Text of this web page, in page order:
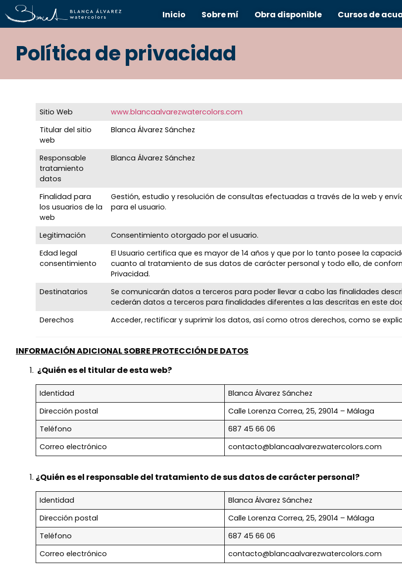
Inicio Sobre mí Obra disponible Cursos de
Política de privacidad
Sitio Web
www.blancaalvarezwatercolors.com
Titular del sitio
web
Blanca Álvarez Sánchez
Responsable
tratamiento
datos
Blanca Álvarez Sánchez
Finalidad para
los usuarios de la
web
Gestión, estudio y resolución de consultas efectuadas a través de la web y
para el usuario.
Legitimación
Consentimiento otorgado por el usuario.
Edad legal
consentimiento
El Usuario certifica que es mayor de 14 años y que por lo tanto posee la
cuanto al tratamiento de sus datos de carácter personal y todo ello, de
Privacidad.
Destinatarios
Se comunicarán datos a terceros para poder llevar a cabo las finalidades
cederán datos a terceros para finalidades diferentes a las descritas en este
Derechos
Acceder, rectificar y suprimir los datos, así como otros derechos, como se
INFORMACIÓN ADICIONAL SOBRE PROTECCIÓN DE DATOS
¿Quién es el titular de esta web?
Identidad
Blanca Álvarez Sánchez
Dirección postal
Calle Lorenza Correa, 25, 29014 – Málaga
Teléfono
687 45 66 06
Correo electrónico
contacto@blancaalvarezwatercolors.com
¿Quién es el responsable del tratamiento de sus datos de carácter personal?
Identidad
Blanca Álvarez Sánchez
Dirección postal
Calle Lorenza Correa, 25, 29014 – Málaga
Teléfono
687 45 66 06
Correo electrónico
contacto@blancaalvarezwatercolors.com